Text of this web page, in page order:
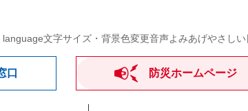
language文字サイズ・背景色変更音声よみあげやさし
口 防災ホームページ